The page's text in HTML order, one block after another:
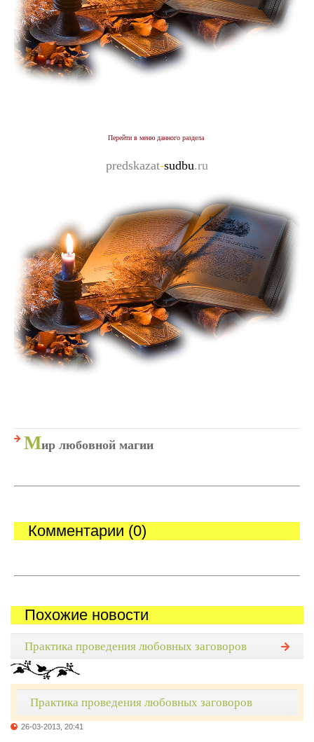
Перейти в меню данного раздела
predskazat-sudbu.ru
Мир любовной магии
Комментарии (0)
Похожие новости
Практика проведения любовных заговоров
Практика проведения любовных заговоров
26-03-2013, 20:41